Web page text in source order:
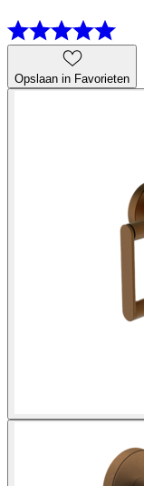
Opslaan in Favorieten